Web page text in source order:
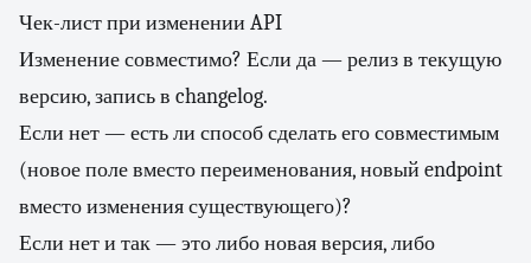
Чек-лист при изменении API
Изменение совместимо? Если да — релиз в текущую
версию, запись в changelog.
Если нет — есть ли способ сделать его совместимым
(новое поле вместо переименования, новый endpoint
вместо изменения существующего)?
Если нет и так — это либо новая версия, либо